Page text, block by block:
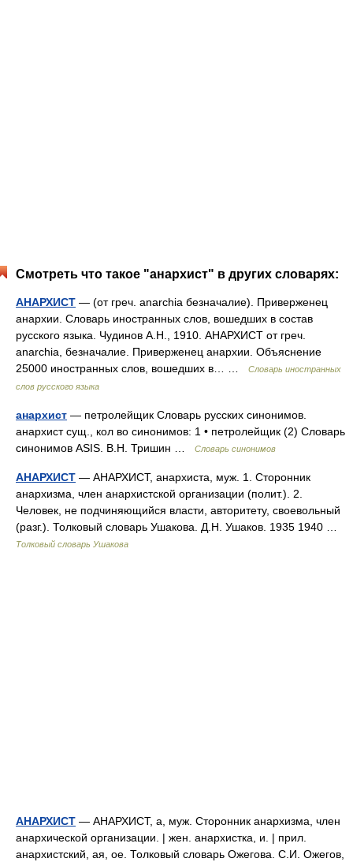
Смотреть что такое "анархист" в других словарях:
АНАРХИСТ — (от греч. anarchia безначалие). Приверженец
анархии. Словарь иностранных слов, вошедших в состав
русского языка. Чудинов А.Н., 1910. АНАРХИСТ от греч.
anarchia, безначалие. Приверженец анархии. Объяснение
25000 иностранных слов, вошедших в… …
Словарь иностранных
слов русского языка
анархист — петролейщик Словарь русских синонимов.
анархист сущ., кол во синонимов: 1 • петролейщик (2) Словарь
синонимов ASIS. В.Н. Тришин …
Словарь синонимов
АНАРХИСТ — АНАРХИСТ, анархиста, муж. 1. Сторонник
анархизма, член анархистской организации (полит.). 2.
Человек, не подчиняющийся власти, авторитету, своевольный
(разг.). Толковый словарь Ушакова. Д.Н. Ушаков. 1935 1940 …
Толковый словарь Ушакова
АНАРХИСТ — АНАРХИСТ, а, муж. Сторонник анархизма, член
анархической организации. | жен. анархистка, и. | прил.
анархистский, ая, ое. Толковый словарь Ожегова. С.И. Ожегов,